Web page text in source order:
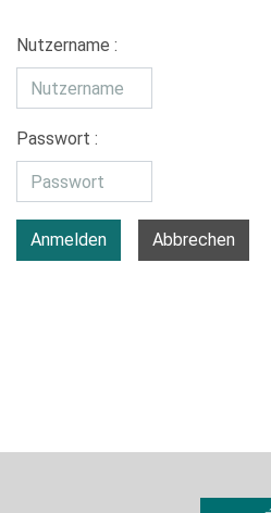
Nutzername :
Passwort :
Anmelden Abbrechen